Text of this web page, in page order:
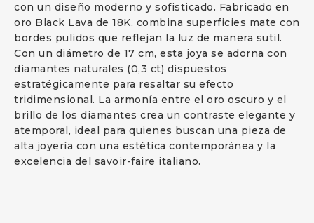
con un diseño moderno y sofisticado. Fabricado en
oro Black Lava de 18K, combina superficies mate con
bordes pulidos que reflejan la luz de manera sutil.
Con un diámetro de 17 cm, esta joya se adorna con
diamantes naturales (0,3 ct) dispuestos
estratégicamente para resaltar su efecto
tridimensional. La armonía entre el oro oscuro y el
brillo de los diamantes crea un contraste elegante y
atemporal, ideal para quienes buscan una pieza de
alta joyería con una estética contemporánea y la
excelencia del savoir-faire italiano.